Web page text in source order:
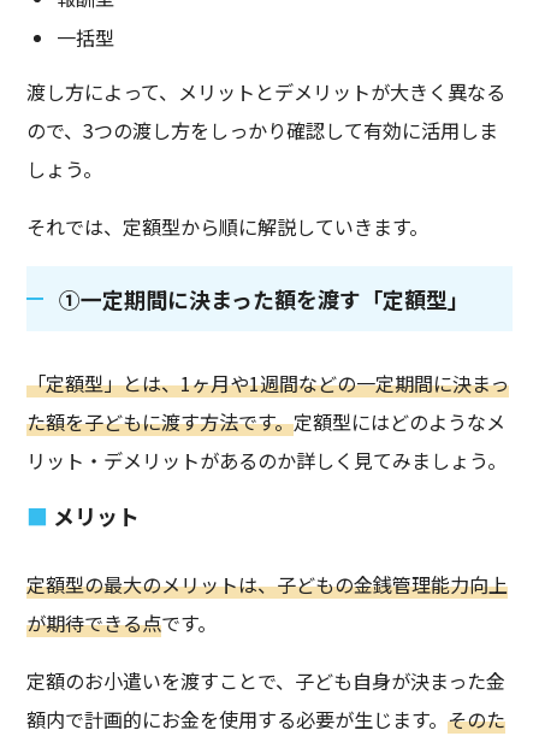
一括型
渡し方によって、メリットとデメリットが大きく異なる
ので、3つの渡し方をしっかり確認して有効に活用しま
しょう。
それでは、定額型から順に解説していきます。
①一定期間に決まった額を渡す「定額型」
「定額型」とは、1ヶ月や1週間などの一定期間に決まっ
た額を子どもに渡す方法です。定額型にはどのようなメ
リット・デメリットがあるのか詳しく見てみましょう。
メリット
定額型の最大のメリットは、子どもの金銭管理能力向上
が期待できる点です。
定額のお小遣いを渡すことで、子ども自身が決まった金
額内で計画的にお金を使用する必要が生じます。そのた